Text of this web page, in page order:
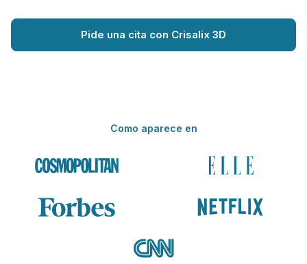
Pide una cita con Crisalix 3D
Como aparece en